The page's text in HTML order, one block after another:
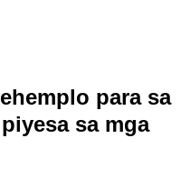
para sa
sa mga